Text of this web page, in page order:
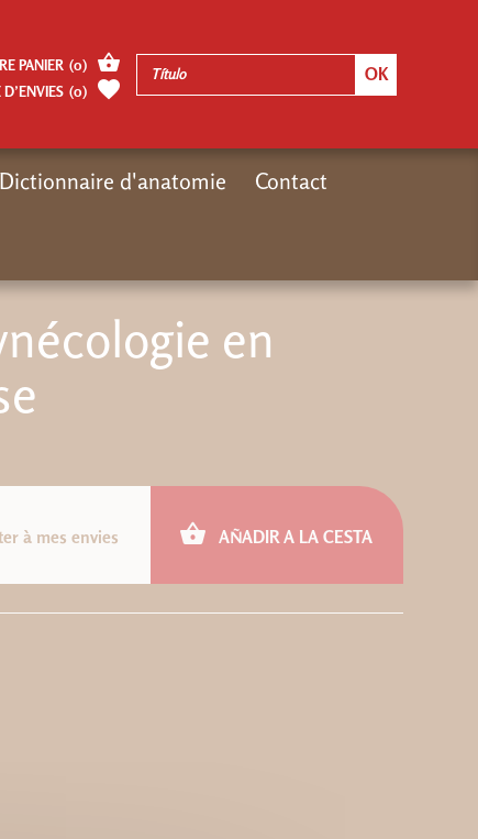
en
à mes envies AÑADIR A LA CESTA
PANIER (0)
(0)
Dictionnaire d'anatomie Contact